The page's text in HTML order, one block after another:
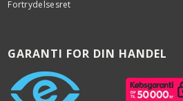
Fortrydelsesret
GARANTI FOR DIN HANDEL